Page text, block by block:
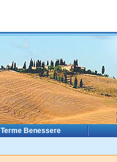
Terme Benessere